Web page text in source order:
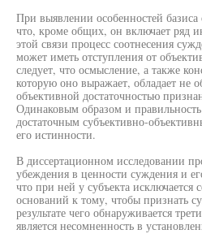
При выявлении особенностей
что, кроме общих, он включает ряд
этой связи процесс соотнесения
может иметь отступления от
следует, что осмысление, а также
которую оно выражает, обладает не
объективной достаточностью
Одинаковым образом и
достаточным субъективно-
его истинности.
В диссертационном исследовании
убеждения в ценности суждения и
что при ней у субъекта исключается
оснований к тому, чтобы признать
результате чего обнаруживается
является несомненность в